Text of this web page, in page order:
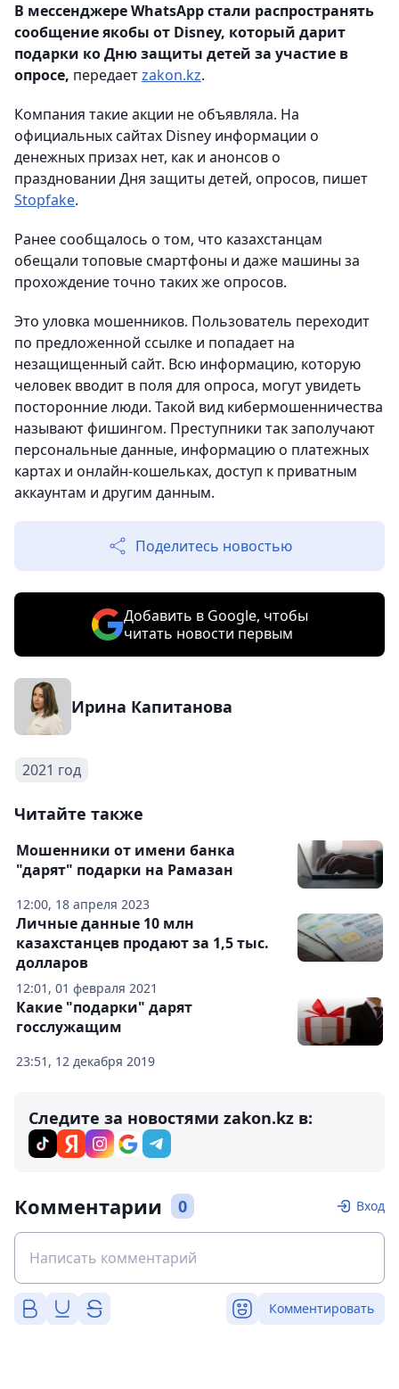
В мессенджере WhatsApp стали распространять
сообщение якобы от Disney, который дарит
подарки ко Дню защиты детей за участие в
опросе, передаетzakon.kz.
Компания такие акции не объявляла. На
официальных сайтах Disney информации о
денежных призах нет, как и анонсов о
праздновании Дня защиты детей, опросов, пишет
Stopfake.
Ранее сообщалось о том, что казахстанцам
обещали топовые смартфоны и даже машины за
прохождение точно таких же опросов.
Это уловка мошенников. Пользователь переходит
по предложенной ссылке и попадает на
незащищенный сайт. Всю информацию, которую
человек вводит в поля для опроса, могут увидеть
посторонние люди. Такой вид кибермошенничества
называют фишингом. Преступники так заполучают
персональные данные, информацию о платежных
картах и онлайн-кошельках, доступ к приватным
аккаунтам и другим данным.
Поделитесь новостью
Добавить в Google, чтобы
читать новости первым
Ирина Капитанова
2021 год
Читайте также
12:00, 18 апреля 2023
Мошенники от имени банка
"дарят" подарки на Рамазан
12:01, 01 февраля 2021
Личные данные 10 млн
казахстанцев продают за 1,5 тыс.
долларов
23:51, 12 декабря 2019
Какие "подарки" дарят
госслужащим
Следите за новостями zakon.kz в:
Комментарии 0 Вход
Комментировать